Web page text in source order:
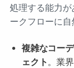
処理する能力
ークフローに自
複雑なコー
ェクト。業